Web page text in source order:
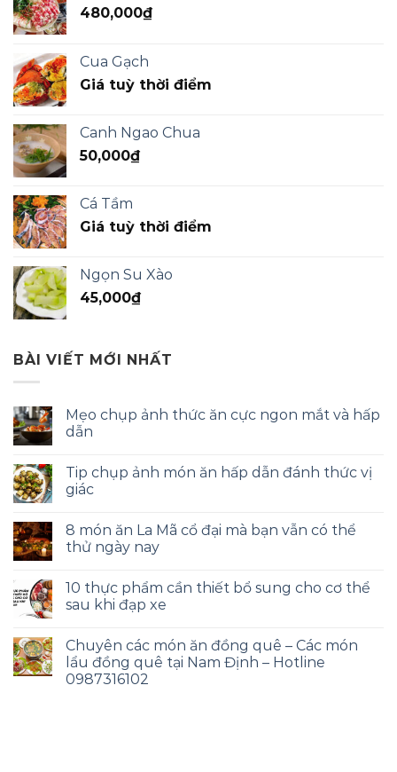
480,000₫
Cua Gạch
Giá tuỳ thời điểm
Canh Ngao Chua
50,000₫
Cá Tầm
Giá tuỳ thời điểm
Ngọn Su Xào
45,000₫
BÀI VIẾT MỚI NHẤT
Mẹo chụp ảnh thức ăn cực ngon mắt và hấp
dẫn
Tip chụp ảnh món ăn hấp dẫn đánh thức vị
giác
8 món ăn La Mã cổ đại mà bạn vẫn có thể
thử ngày nay
10 thực phẩm cần thiết bổ sung cho cơ thể
sau khi đạp xe
Chuyên các món ăn đồng quê – Các món
lẩu đồng quê tại Nam Định – Hotline
0987316102